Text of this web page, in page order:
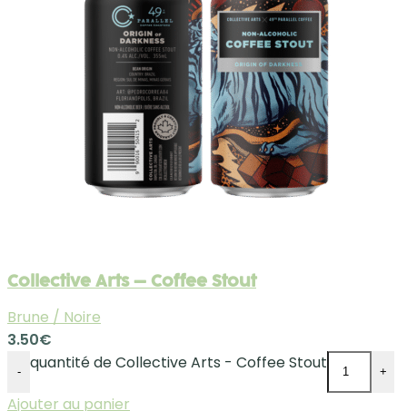
Collective Arts – Coffee Stout
Brune / Noire
3.50€
- quantité de Collective Arts - Coffee Stout +
Ajouter au panier